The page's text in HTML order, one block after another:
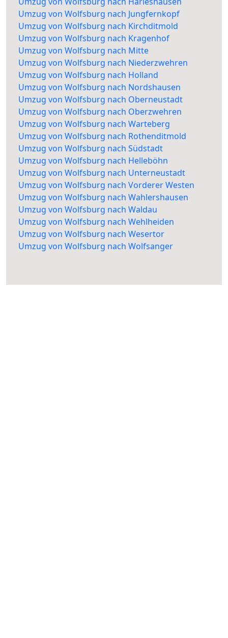
Umzug von Wolfsburg nach Jungfernkopf
Umzug von Wolfsburg nach Kirchditmold
Umzug von Wolfsburg nach Kragenhof
Umzug von Wolfsburg nach Mitte
Umzug von Wolfsburg nach Niederzwehren
Umzug von Wolfsburg nach Holland
Umzug von Wolfsburg nach Nordshausen
Umzug von Wolfsburg nach Oberneustadt
Umzug von Wolfsburg nach Oberzwehren
Umzug von Wolfsburg nach Warteberg
Umzug von Wolfsburg nach Rothenditmold
Umzug von Wolfsburg nach Südstadt
Umzug von Wolfsburg nach Helleböhn
Umzug von Wolfsburg nach Unterneustadt
Umzug von Wolfsburg nach Vorderer Westen
Umzug von Wolfsburg nach Wahlershausen
Umzug von Wolfsburg nach Waldau
Umzug von Wolfsburg nach Wehlheiden
Umzug von Wolfsburg nach Wesertor
Umzug von Wolfsburg nach Wolfsanger